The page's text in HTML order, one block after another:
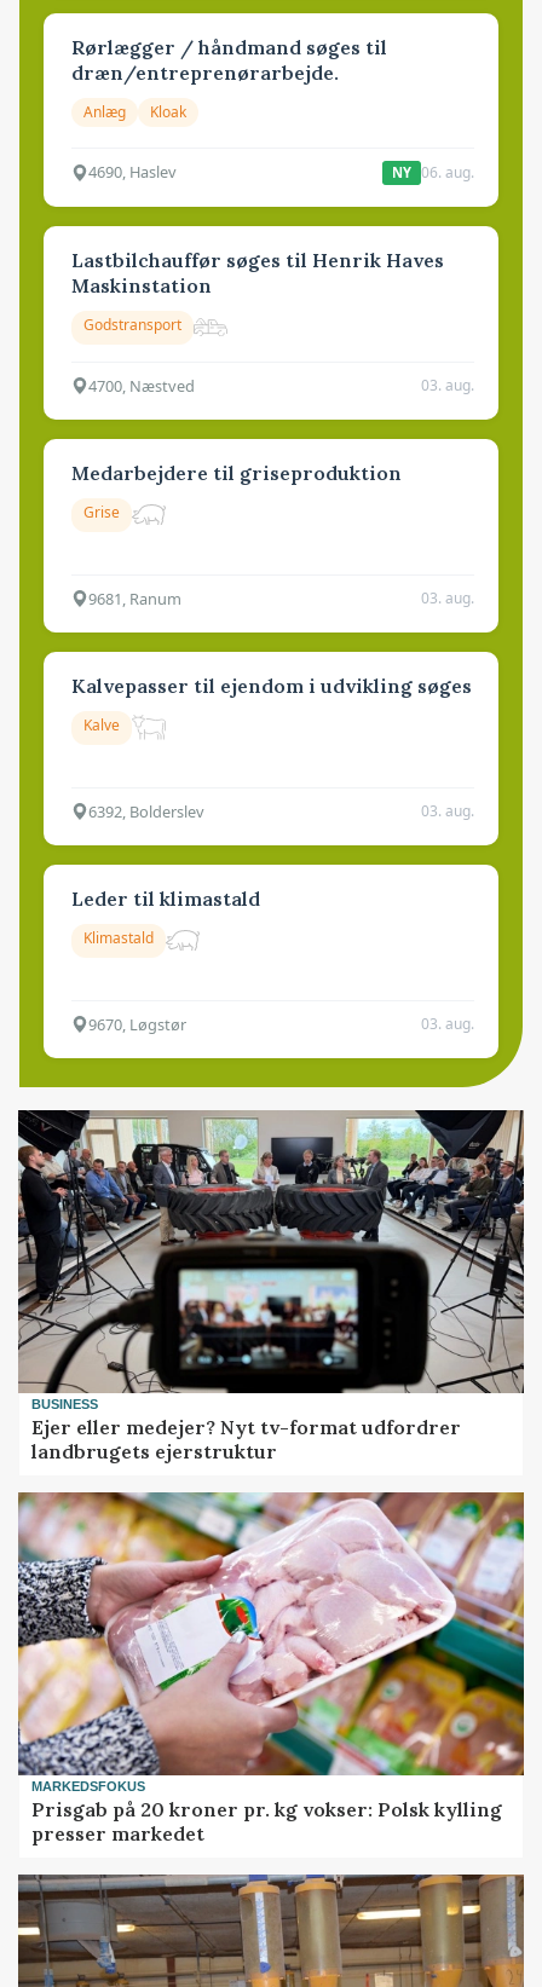
Rørlægger / håndmand søges til
dræn/entreprenørarbejde.
Anlæg Kloak
4690, Haslev NY 06. aug.
Lastbilchauffør søges til Henrik Haves
Maskinstation
Godstransport
4700, Næstved 03. aug.
Medarbejdere til griseproduktion
Grise
9681, Ranum 03. aug.
Kalvepasser til ejendom i udvikling søges
Kalve
6392, Bolderslev 03. aug.
Leder til klimastald
Klimastald
9670, Løgstør 03. aug.
BUSINESS
Ejer eller medejer? Nyt tv-format udfordrer
landbrugets ejerstruktur
MARKEDSFOKUS
Prisgab på 20 kroner pr. kg vokser: Polsk kylling
presser markedet